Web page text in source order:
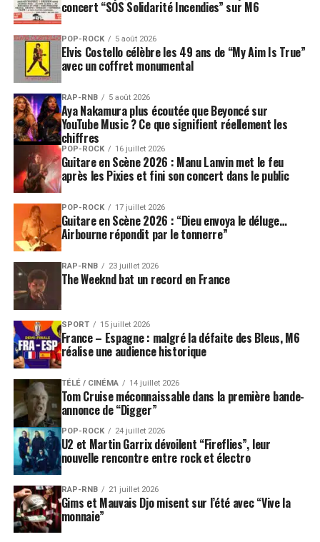
concert “SOS Solidarité Incendies” sur M6
POP-ROCK 5 août 2026
Elvis Costello célèbre les 49 ans de “My Aim Is True”
avec un coffret monumental
RAP-RNB 5 août 2026
Aya Nakamura plus écoutée que Beyoncé sur
YouTube Music ? Ce que signifient réellement les
chiffres
POP-ROCK 16 juillet 2026
Guitare en Scène 2026 : Manu Lanvin met le feu
après les Pixies et fini son concert dans le public
POP-ROCK 17 juillet 2026
Guitare en Scène 2026 : “Dieu envoya le déluge…
Airbourne répondit par le tonnerre”
RAP-RNB 23 juillet 2026
The Weeknd bat un record en France
SPORT 15 juillet 2026
France – Espagne : malgré la défaite des Bleus, M6
réalise une audience historique
TÉLÉ / CINÉMA 14 juillet 2026
Tom Cruise méconnaissable dans la première bande-
annonce de “Digger”
POP-ROCK 24 juillet 2026
U2 et Martin Garrix dévoilent “Fireflies”, leur
nouvelle rencontre entre rock et électro
RAP-RNB 21 juillet 2026
Gims et Mauvais Djo misent sur l’été avec “Vive la
monnaie”